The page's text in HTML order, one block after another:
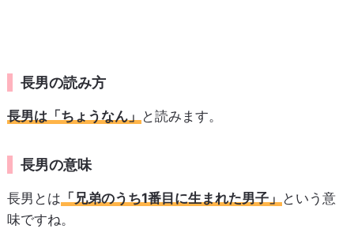
長男の読み方
長男は「ちょうなん」と読みます。
長男の意味
長男とは「兄弟のうち1番目に生まれた男子」という意
味ですね。